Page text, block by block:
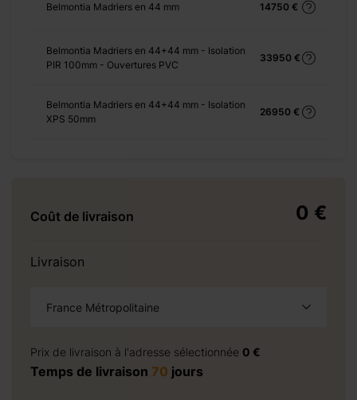
Belmontia Madriers en 44 mm 14750 €
Belmontia Madriers en 44+44 mm - Isolation
PIR 100mm - Ouvertures PVC
33950 €
Belmontia Madriers en 44+44 mm - Isolation
XPS 50mm
26950 €
Coût de livraison 0 €
Livraison
France Métropolitaine
Prix de livraison à l'adresse sélectionnée 0 €
Temps de livraison 70 jours
+ 770 €
+ 966 €